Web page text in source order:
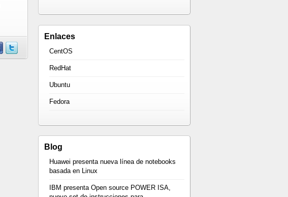
Enlaces
CentOS
RedHat
Ubuntu
Fedora
Blog
Huawei presenta nueva línea de notebooks
basada en Linux
IBM presenta Open source POWER ISA,